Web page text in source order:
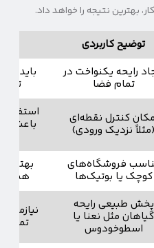
نتیجه را خواهد داد.
توضیح کاربردی
رایحه یکنواخت در
تمام فضا
باید با
کنترل نقطه‌ای
نزدیک ورودی)
استفاده
باعث
فروشگاه‌های
کوچک یا بوتیک‌ها
بهتر
پخش طبیعی رایحه
گیاهان مثل نعنا یا
اسطوخودوس
نیازمند
تمیزی